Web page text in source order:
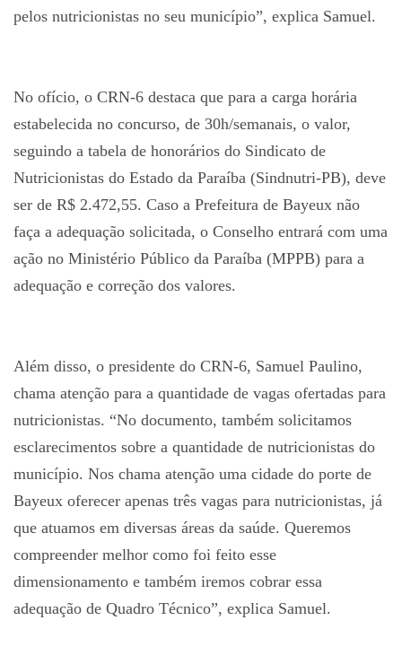
pelos nutricionistas no seu município”, explica Samuel.
No ofício, o CRN-6 destaca que para a carga horária
estabelecida no concurso, de 30h/semanais, o valor,
seguindo a tabela de honorários do Sindicato de
Nutricionistas do Estado da Paraíba (Sindnutri-PB), deve
ser de R$ 2.472,55. Caso a Prefeitura de Bayeux não
faça a adequação solicitada, o Conselho entrará com uma
ação no Ministério Público da Paraíba (MPPB) para a
adequação e correção dos valores.
Além disso, o presidente do CRN-6, Samuel Paulino,
chama atenção para a quantidade de vagas ofertadas para
nutricionistas. “No documento, também solicitamos
esclarecimentos sobre a quantidade de nutricionistas do
município. Nos chama atenção uma cidade do porte de
Bayeux oferecer apenas três vagas para nutricionistas, já
que atuamos em diversas áreas da saúde. Queremos
compreender melhor como foi feito esse
dimensionamento e também iremos cobrar essa
adequação de Quadro Técnico”, explica Samuel.